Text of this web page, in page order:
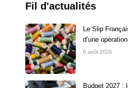
Fil d'actualités
Le Slip
d’une
6 août 2026
Budget 2027 :